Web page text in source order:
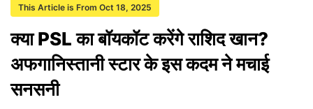
This Article is From Oct 18, 2025
क्या PSL का बॉयकॉट करेंगे राशिद खान?
अफगानिस्तानी स्टार के इस कदम ने मचाई
सनसनी